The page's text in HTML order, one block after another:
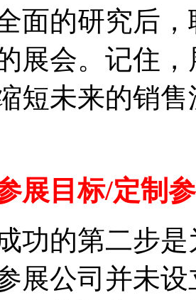
面的研究后
展会。记住
短未来的销售
展目标/定制
功的第二步
展公司并未